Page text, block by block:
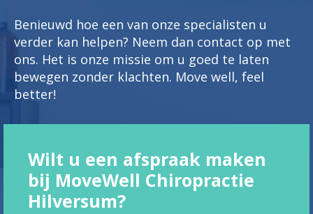
Benieuwd hoe een van onze specialisten u
verder kan helpen? Neem dan contact op met
ons. Het is onze missie om u goed te laten
bewegen zonder klachten. Move well, feel
better!
Wilt u een afspraak maken
bij MoveWell Chiropractie
Hilversum?